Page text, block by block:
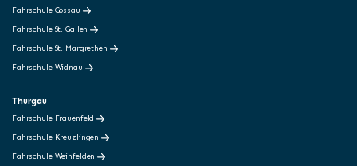
Fahrschule Gossau
Fahrschule St. Gallen
Fahrschule St. Margrethen
Fahrschule Widnau
Thurgau
Fahrschule Frauenfeld
Fahrschule Kreuzlingen
Fahrschule Weinfelden